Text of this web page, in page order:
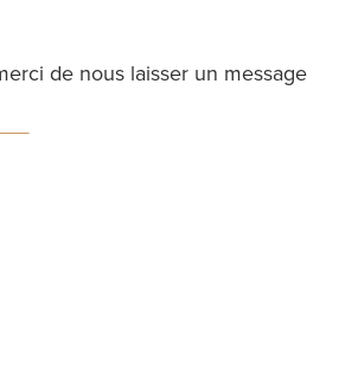
de nous laisser un message